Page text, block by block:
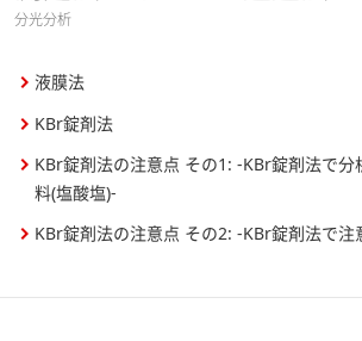
分光分析
液膜法
KBr錠剤法
KBr錠剤法の注意点 その1: -KBr錠剤法で分
料(塩酸塩)-
KBr錠剤法の注意点 その2: -KBr錠剤法で注